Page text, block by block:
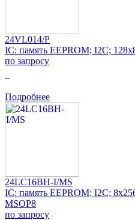
24VL014/P
IC: память EEPROM; I2C;
по запросу
Подробнее
24LC16BH-I/MS
IC: память EEPROM; I2C;
MSOP8
по запросу